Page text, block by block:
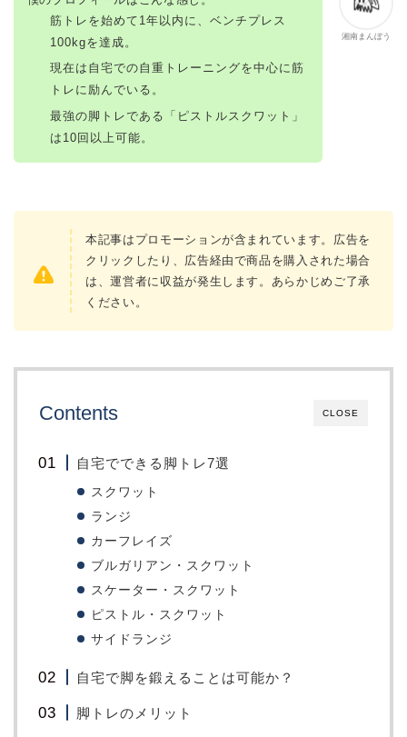
湘南まんぼう
筋トレを始めて1年以内に、ベンチプレス
100kgを達成。
現在は自宅での自重トレーニングを中心に筋
トレに励んでいる。
最強の脚トレである「ピストルスクワット」
は10回以上可能。
本記事はプロモーションが含まれています。広告を
クリックしたり、広告経由で商品を購入された場合
は、運営者に収益が発生します。あらかじめご了承
ください。
CLOSE
Contents
自宅でできる脚トレ7選
スクワット
ランジ
カーフレイズ
ブルガリアン・スクワット
スケーター・スクワット
ピストル・スクワット
サイドランジ
自宅で脚を鍛えることは可能か？
脚トレのメリット